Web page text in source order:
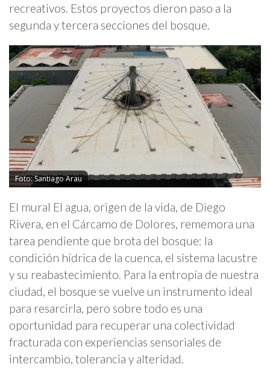
recreativos. Estos proyectos dieron paso a la
segunda y tercera secciones del bosque.
Foto: Santiago Arau
El mural El agua, origen de la vida, de Diego
Rivera, en el Cárcamo de Dolores, rememora una
tarea pendiente que brota del bosque: la
condición hídrica de la cuenca, el sistema lacustre
y su reabastecimiento. Para la entropía de nuestra
ciudad, el bosque se vuelve un instrumento ideal
para resarcirla, pero sobre todo es una
oportunidad para recuperar una colectividad
fracturada con experiencias sensoriales de
intercambio, tolerancia y alteridad.